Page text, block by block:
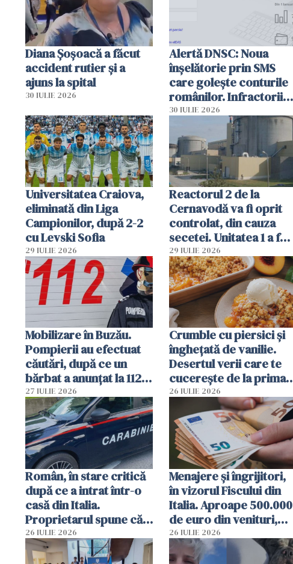
Diana Șoșoacă a făcut
accident rutier și a
ajuns la spital
30 IULIE 2026
Alertă DNSC: Noua
înșelătorie prin SMS
care golește conturile
românilor. Infractorii
folosesc numele
Ghișeul.ro și al Poliției
Române
30 IULIE 2026
Universitatea Craiova,
eliminată din Liga
Campionilor, după 2-2
cu Levski Sofia
29 IULIE 2026
Reactorul 2 de la
Cernavodă va fi oprit
controlat, din cauza
secetei. Unitatea 1 a fost
deja oprită
29 IULIE 2026
Mobilizare în Buzău.
Pompierii au efectuat
căutări, după ce un
bărbat a anunțat la 112
că a văzut un obiect
luminos
27 IULIE 2026
Crumble cu piersici și
înghețată de vanilie.
Desertul verii care te
cucerește de la prima
lingură
26 IULIE 2026
Român, în stare critică
după ce a intrat într-o
casă din Italia.
Proprietarul spune că
s-a apărat cu un cuțit
26 IULIE 2026
Menajere și îngrijitori,
în vizorul Fiscului din
Italia. Aproape 500.000
de euro din venituri,
ascunși de autorități
26 IULIE 2026